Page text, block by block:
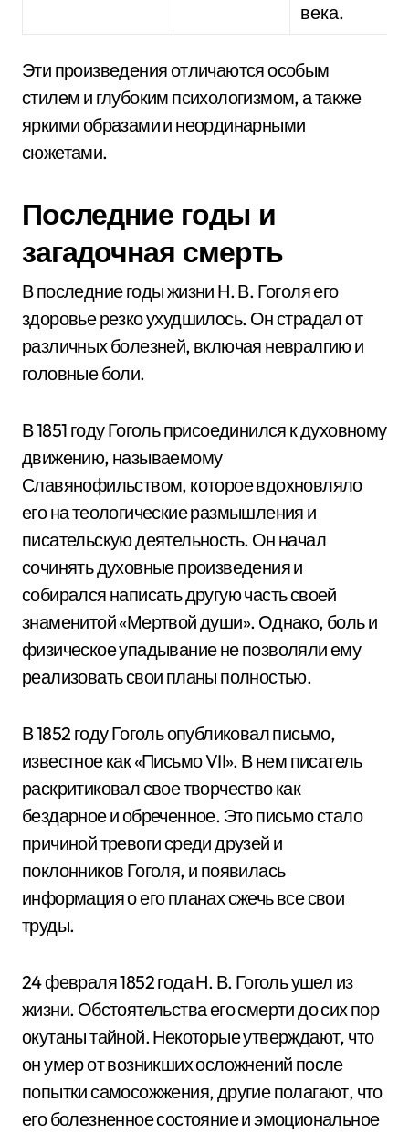
века.
Эти произведения отличаются особым
стилем и глубоким психологизмом, а также
яркими образами и неординарными
сюжетами.
Последние годы и
загадочная смерть
В последние годы жизни Н. В. Гоголя его
здоровье резко ухудшилось. Он страдал от
различных болезней, включая невралгию и
головные боли.
В 1851 году Гоголь присоединился к духовному
движению, называемому
Славянофильством, которое вдохновляло
его на теологические размышления и
писательскую деятельность. Он начал
сочинять духовные произведения и
собирался написать другую часть своей
знаменитой «Мертвой души». Однако, боль и
физическое упадывание не позволяли ему
реализовать свои планы полностью.
В 1852 году Гоголь опубликовал письмо,
известное как «Письмо VII». В нем писатель
раскритиковал свое творчество как
бездарное и обреченное. Это письмо стало
причиной тревоги среди друзей и
поклонников Гоголя, и появилась
информация о его планах сжечь все свои
труды.
24 февраля 1852 года Н. В. Гоголь ушел из
жизни. Обстоятельства его смерти до сих пор
окутаны тайной. Некоторые утверждают, что
он умер от возникших осложнений после
попытки самосожжения, другие полагают, что
его болезненное состояние и эмоциональное